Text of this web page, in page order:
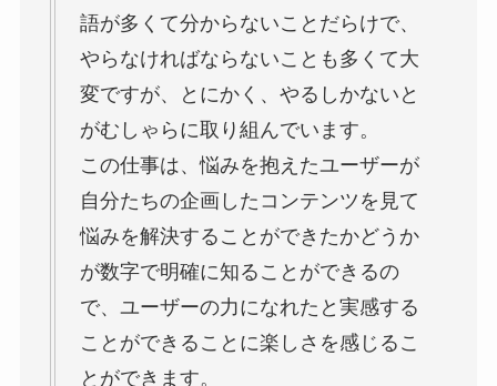
語が多くて分からないことだらけで、
やらなければならないことも多くて大
変ですが、とにかく、やるしかないと
がむしゃらに取り組んでいます。
この仕事は、悩みを抱えたユーザーが
自分たちの企画したコンテンツを見て
悩みを解決することができたかどうか
が数字で明確に知ることができるの
で、ユーザーの力になれたと実感する
ことができることに楽しさを感じるこ
とができます。